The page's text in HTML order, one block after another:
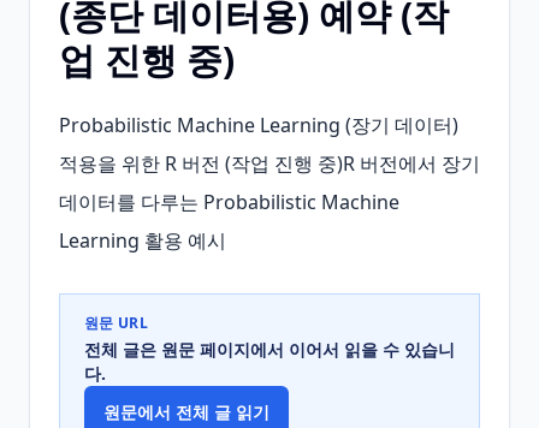
(종단 데이터용) 예약 (작
업 진행 중)
Probabilistic Machine Learning (장기 데이터)
적용을 위한 R 버전 (작업 진행 중)R 버전에서 장기
데이터를 다루는 Probabilistic Machine
Learning 활용 예시
원문 URL
전체 글은 원문 페이지에서 이어서 읽을 수 있습니
다.
원문에서 전체 글 읽기